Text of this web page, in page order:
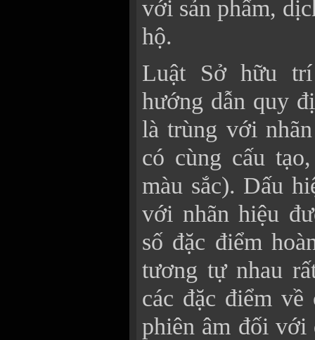
với sản phẩm,
hộ.
Luật Sở hữu
hướng dẫn quy
là trùng với
có cùng cấu
màu sắc). Dấu
với nhãn hiệu
số đặc điểm
tương tự nhau
các đặc điểm về
phiên âm đối với